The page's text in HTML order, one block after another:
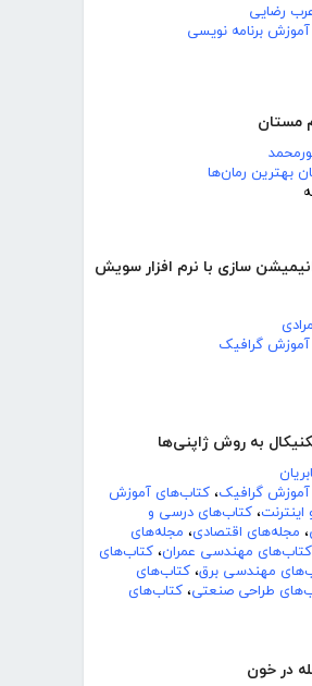
رضایی
برنامه نویسی
مستان
بهترین رمان‌ها
سازی با نرم افزار سویش
گرافیک
به روش ژاپنی‌ها
گرافیک، کتاب‌های آموزش
اینترنت، کتاب‌های درسی و
، مجله‌های اقتصادی، مجله‌های
کتاب‌های مهندسی عمران، کتاب‌های
مهندسی برق، کتاب‌های
طراحی صنعتی، کتاب‌های
در خون